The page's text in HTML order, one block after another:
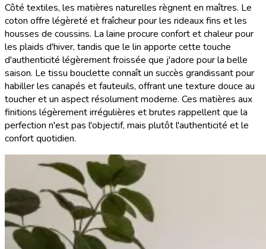
Côté textiles, les matières naturelles règnent en maîtres. Le
coton offre légèreté et fraîcheur pour les rideaux fins et les
housses de coussins. La laine procure confort et chaleur pour
les plaids d'hiver, tandis que le lin apporte cette touche
d'authenticité légèrement froissée que j'adore pour la belle
saison. Le tissu bouclette connaît un succès grandissant pour
habiller les canapés et fauteuils, offrant une texture douce au
toucher et un aspect résolument moderne. Ces matières aux
finitions légèrement irrégulières et brutes rappellent que la
perfection n'est pas l'objectif, mais plutôt l'authenticité et le
confort quotidien.